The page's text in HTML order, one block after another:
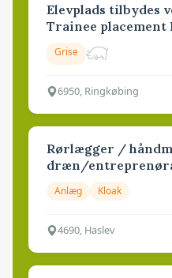
Elevplads tilbydes
Trainee placement
Grise
6950, Ringkøbing
Rørlægger /
dræn/
Anlæg Kloak
4690, Haslev